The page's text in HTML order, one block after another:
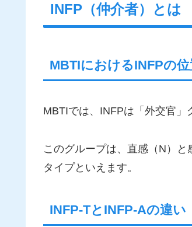
INFP（仲介者）とは
MBTIにおけるINFPの
MBTIでは、INFPは「外交官」
このグループは、直感（N）
タイプといえます。
INFP‑TとINFP‑Aの違い